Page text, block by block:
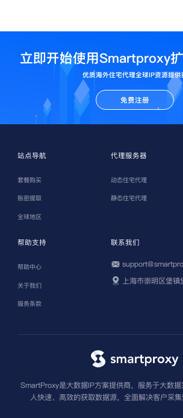
立即开始使用Smartproxy
优质海外住宅代理全球IP资源提供
免费注册
站点导航
套餐购买
账密提取
全球地区
代理服务器
动态住宅代理
静态住宅代理
帮助支持
帮助中心
关于我们
服务条款
联系我们
上海市崇明区堡
SmartProxy是大数据IP方案提供商，服务于大数
人快速、高效的获取数据源，全面解决客户采集